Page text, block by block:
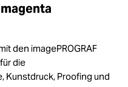
den imagePROGRAF
die
Kunstdruck, Proofing und